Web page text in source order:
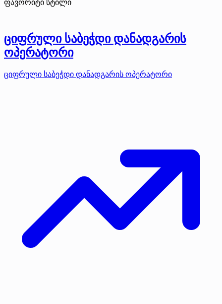
ფავორიტი სტილი
ციფრული საბეჭდი დანადგარის
ოპერატორი
ციფრული საბეჭდი დანადგარის ოპერატორი